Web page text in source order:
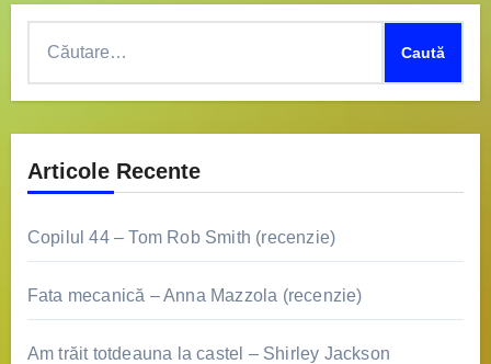
Articole Recente
Copilul 44 – Tom Rob Smith (recenzie)
Fata mecanică – Anna Mazzola (recenzie)
Am trăit totdeauna la castel – Shirley Jackson